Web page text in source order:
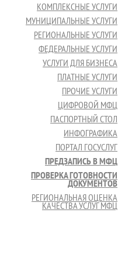
КОМПЛЕКСНЫЕ УСЛУГИ
МУНИЦИПАЛЬНЫЕ УСЛУГИ
РЕГИОНАЛЬНЫЕ УСЛУГИ
ФЕДЕРАЛЬНЫЕ УСЛУГИ
УСЛУГИ ДЛЯ БИЗНЕСА
ПЛАТНЫЕ УСЛУГИ
ПРОЧИЕ УСЛУГИ
ЦИФРОВОЙ МФЦ
ПАСПОРТНЫЙ СТОЛ
ИНФОГРАФИКА
ПОРТАЛ ГОСУСЛУГ
ПРЕДЗАПИСЬ В МФЦ
ПРОВЕРКА ГОТОВНОСТИ
ДОКУМЕНТОВ
РЕГИОНАЛЬНАЯ ОЦЕНКА
КАЧЕСТВА УСЛУГ МФЦ